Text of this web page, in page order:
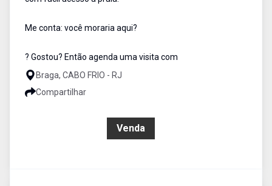
Me conta: você moraria aqui?
? Gostou? Então agenda uma visita com
Braga, CABO FRIO - RJ
Compartilhar
Venda